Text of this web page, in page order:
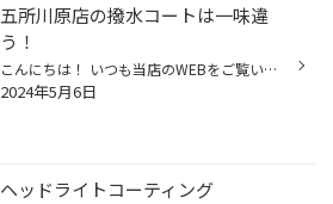
五所川原店の撥水コートは一味違
う！
こんにちは！ いつも当店のWEBをご覧いただきありがとうございます♪ 皆さんは撥水コートしてますか？ 桜も散ってきて 次は梅雨が来ます！ 雨降りの運転、少しでも楽に安全にするために 撥水コートしませんか？ タイヤ館五所川原店の撥水コートはびっくりするくらい吹っ飛びます！ 気になる方は是非...
2024年5月6日
ヘッドライトコーティング